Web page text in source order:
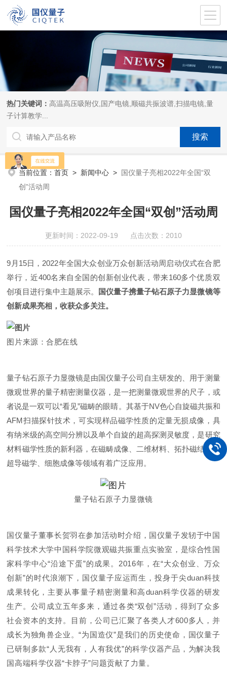
热门关键词： 高温高压吸附仪,国产电镜,顺磁共振波谱,扫描电镜,量
子计算教学...
当前位置：首页 > 新闻中心 > 国仪量子亮相2022年全国“双
创”活动周
国仪量子亮相2022年全国“双创”活动周
更新时间：2022-09-19 点击次数：2010
9月15日，2022年全国大众创业万众创新活动周启动仪式在合肥
举行，近400名来自全国的创新创业代表，带来160多个优质双
创项目进行集中主题展示。
国仪量子携量子钻石原子力显微镜等
创新成果亮相，收获众多关注。
图片来源：合肥在线
量子钻石原子力显微镜是由国仪量子公司自主研发的、用于测量
微观世界的量子精密测量仪器，是一把测量微观世界的尺子，或
者说是一双可以“看见”磁畴的眼睛。其基于NV色心自旋磁共振和
AFM扫描探针技术，可实现样品磁学性质的定量无损成像，具
有纳米级的高空间分辨以及单个自旋的超高探测灵敏度，是研究
材料磁学性质的新利器，在磁畴成像、二维材料、拓扑磁结构、
超导磁学、细胞成像等领域有着广泛应用。
量子钻石原子力显微镜
国仪量子董事长贺羽在参加活动时介绍，国仪量子发轫于中国
科学技术大学中国科学院微观磁共振重点实验室，是综合性国
家科学中心“沿途下蛋”的成果。2016年，在“大众创业、万众
创新”的时代浪潮下，国仪量子应运而生，投身于尖duan科技
成果转化，主要从事量子精密测量和高duan科学仪器的研发
生产。公司成立五年多来，通过各类“双创”活动，得到了众多
社会资本的支持。目前，公司已汇聚了各类人才600多人，并
成长为独角兽企业。“为国造仪”是我们的历史使命，国仪量子
已研制多款“人无我有，人有我优”的科学仪器产品，为解决我
国高端科学仪器“卡脖子”问题贡献了力量。